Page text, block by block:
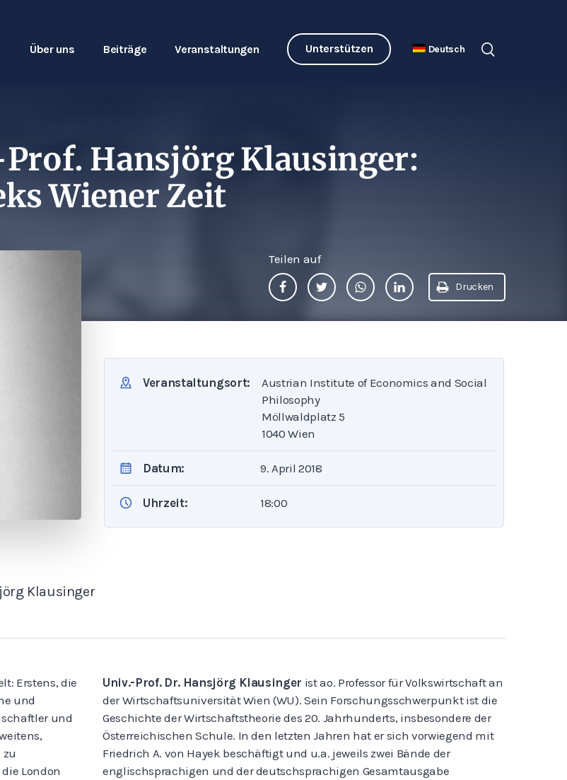
Über uns Beiträge Veranstaltungen Unterstützen Deutsch
Hansjörg Klausinger:
Wiener Zeit
Teilen auf
Drucken
Veranstaltungsort:
Austrian Institute of Economics and Social
Philosophy
Möllwaldplatz 5
1040 Wien
Datum: 9. April 2018
Uhrzeit: 18:00
Klausinger
Erstens, die
und
und
London
Univ.-Prof. Dr. Hansjörg Klausinger ist ao. Professor für Volkswirtschaft an
der Wirtschaftsuniversität Wien (WU). Sein Forschungsschwerpunkt ist die
Geschichte der Wirtschaftstheorie des 20. Jahrhunderts, insbesondere der
Österreichischen Schule. In den letzten Jahren hat er sich vorwiegend mit
Friedrich A. von Hayek beschäftigt und u.a. jeweils zwei Bände der
englischsprachigen und der deutschsprachigen Gesamtausgabe